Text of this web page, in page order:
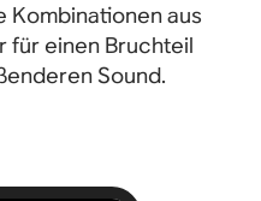
Kombinationen aus
für einen Bruchteil
Sound.